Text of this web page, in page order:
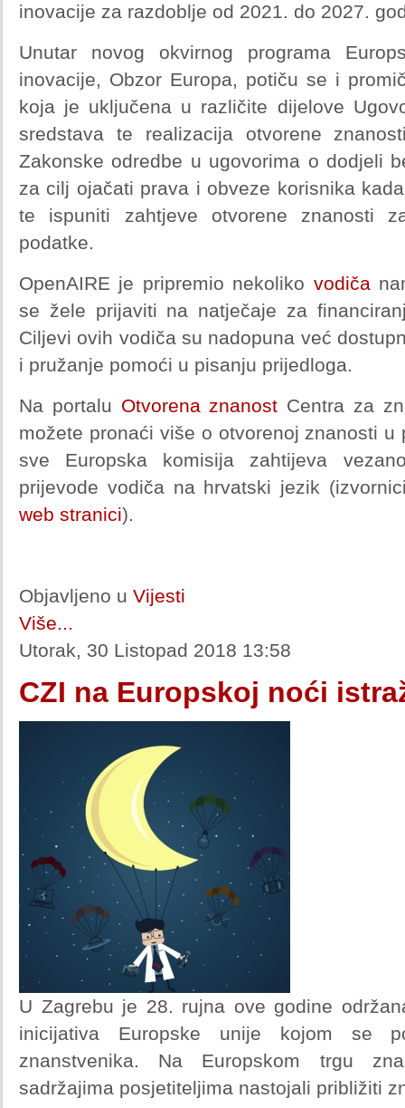
inovacije za razdoblje od 2021. do 2027.
Unutar novog okvirnog programa
inovacije, Obzor Europa, potiču se i
koja je uključena u različite dijelove
sredstava te realizacija otvorene
Zakonske odredbe u ugovorima o dodjeli
za cilj ojačati prava i obveze korisnika
te ispuniti zahtjeve otvorene znanosti
podatke.
OpenAIRE je pripremio nekoliko vodiča
se žele prijaviti na natječaje za
Ciljevi ovih vodiča su nadopuna već
i pružanje pomoći u pisanju prijedloga.
Na portalu Otvorena znanost Centra za
možete pronaći više o otvorenoj znanosti u
sve Europska komisija zahtijeva
prijevode vodiča na hrvatski jezik
web stranici).
Objavljeno u Vijesti
Više...
Utorak, 30 Listopad 2018 13:58
CZI na Europskoj noći
U Zagrebu je 28. rujna ove godine
inicijativa Europske unije kojom se
znanstvenika. Na Europskom trgu
sadržajima posjetiteljima nastojali približiti